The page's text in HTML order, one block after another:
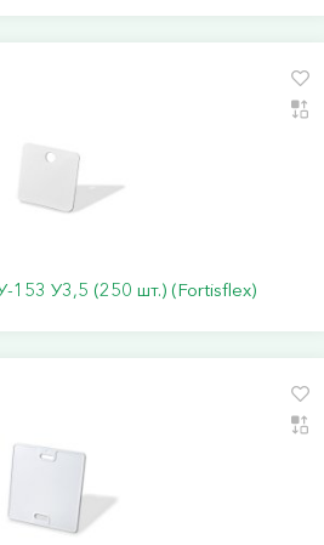
153 У3,5 (250 шт.) (Fortisflex)